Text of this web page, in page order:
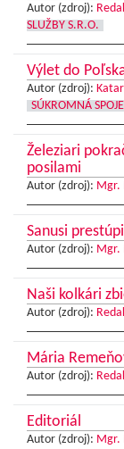
Autor (zdroj):
SLUŽBY S.R.O.
Výlet do
Autor (zdroj):
SÚKROMNÁ
Železiari
posilami
Autor (zdroj): Mgr.
Sanusi
Autor (zdroj): Mgr.
Naši kolkári
Autor (zdroj):
Mária
Autor (zdroj):
Editoriál
Autor (zdroj): Mgr.